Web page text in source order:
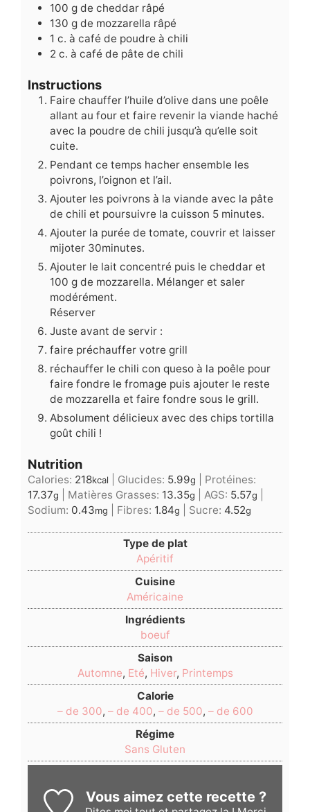
100 g de cheddar râpé
130 g de mozzarella râpé
1 c. à café de poudre à chili
2 c. à café de pâte de chili
Instructions
Faire chauffer l’huile d’olive dans une poêle
allant au four et faire revenir la viande haché
avec la poudre de chili jusqu’à qu’elle soit
cuite.
Pendant ce temps hacher ensemble les
poivrons, l’oignon et l’ail.
Ajouter les poivrons à la viande avec la pâte
de chili et poursuivre la cuisson 5 minutes.
Ajouter la purée de tomate, couvrir et laisser
mijoter 30minutes.
Ajouter le lait concentré puis le cheddar et
100 g de mozzarella. Mélanger et saler
modérément.
Réserver
Juste avant de servir :
faire préchauffer votre grill
réchauffer le chili con queso à la poêle pour
faire fondre le fromage puis ajouter le reste
de mozzarella et faire fondre sous le grill.
Absolument délicieux avec des chips tortilla
goût chili !
Nutrition
Calories: 218kcal Glucides: 5.99g
Protéines:
17.37g Matières Grasses: 13.35g AGS: 5.57g
Sodium: 0.43mg Fibres: 1.84g Sucre: 4.52g
Type de plat
Apéritif
Cuisine
Américaine
Ingrédients
boeuf
Saison
Automne, Eté, Hiver, Printemps
Calorie
– de 300, – de 400, – de 500, – de 600
Régime
Sans Gluten
Vous aimez cette recette ?